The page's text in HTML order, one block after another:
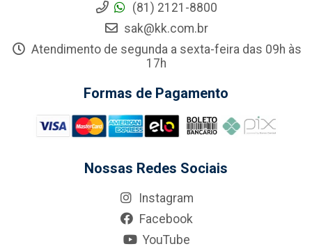
(81) 2121-8800
sak@kk.com.br
Atendimento de segunda a sexta-feira das 09h às
17h
Formas de Pagamento
Nossas Redes Sociais
Instagram
Facebook
YouTube